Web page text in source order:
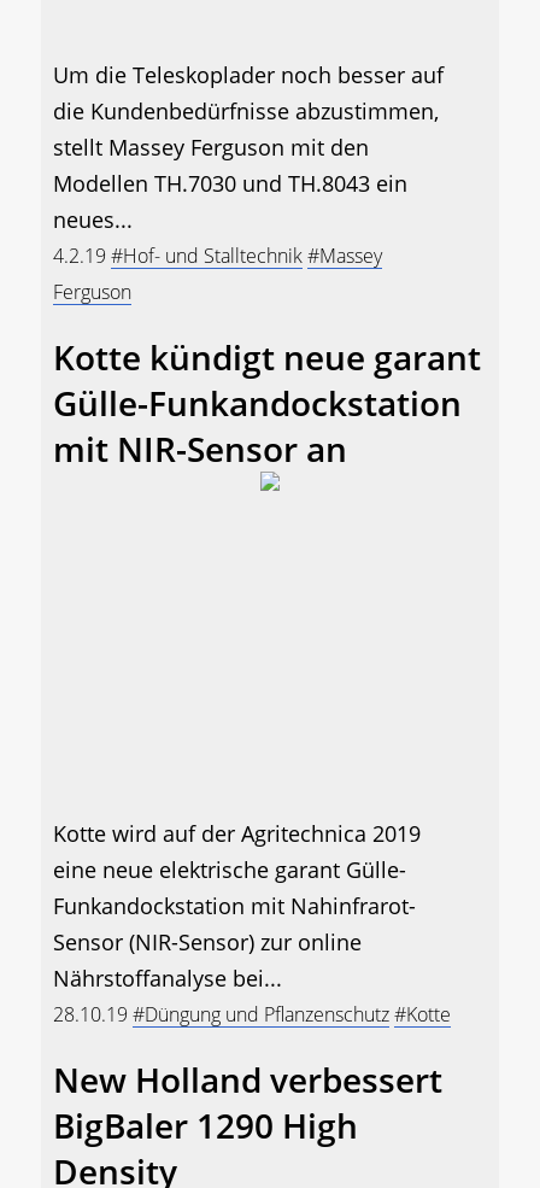
Um die Teleskoplader noch besser auf
die Kundenbedürfnisse abzustimmen,
stellt Massey Ferguson mit den
Modellen TH.7030 und TH.8043 ein
neues...
4.2.19 #Hof- und Stalltechnik#Massey
Ferguson
Kotte kündigt neue garant
Gülle-Funkandockstation
mit NIR-Sensor an
Kotte wird auf der Agritechnica 2019
eine neue elektrische garant Gülle-
Funkandockstation mit Nahinfrarot-
Sensor (NIR-Sensor) zur online
Nährstoffanalyse bei...
28.10.19 #Düngung und Pflanzenschutz#Kotte
New Holland verbessert
BigBaler 1290 High
Density